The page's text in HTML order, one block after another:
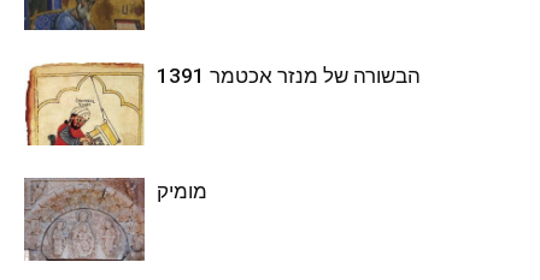
הבשורה של מנזר אכטמר 1391
מומיק